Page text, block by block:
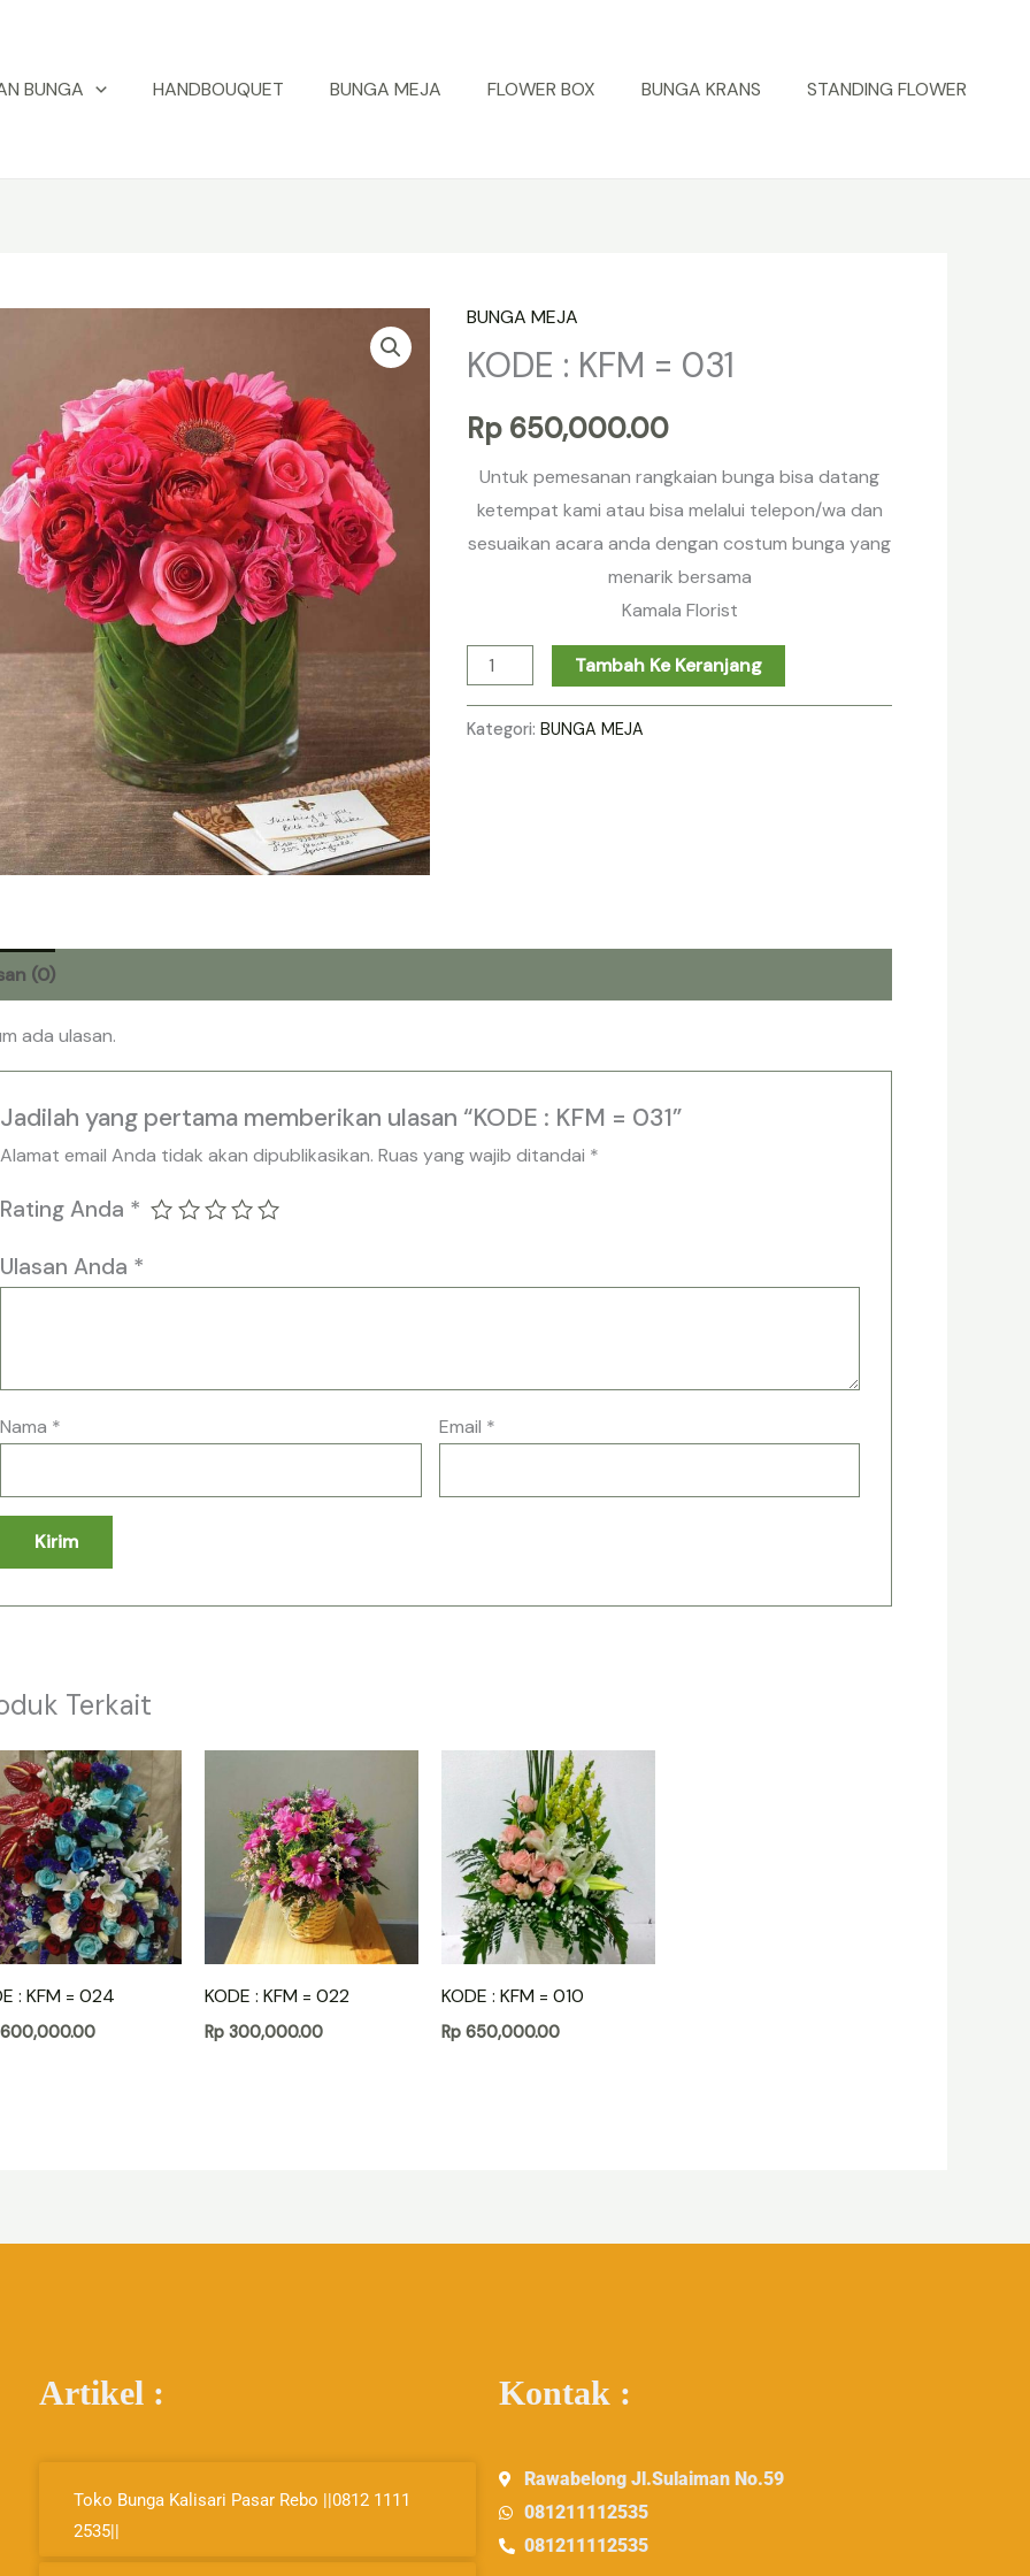
BUNGA HANDBOUQUET BUNGA MEJA FLOWER BOX BUNGA KRANS STANDING FLOWER
BUNGA MEJA
KODE : KFM = 031
Rp 650,000.00
Untuk pemesanan rangkaian bunga bisa datang
ketempat kami atau bisa melalui telepon/wa dan
sesuaikan acara anda dengan costum bunga yang
menarik bersama
Kamala Florist
Kuantitas
KODE
KFM
031
Tambah Ke Keranjang
Kategori:BUNGA MEJA
(0)
ada ulasan.
Jadilah yang pertama memberikan ulasan “KODE : KFM = 031”
Alamat email Anda tidak akan dipublikasikan. Ruas yang wajib ditandai *
Rating Anda *
Ulasan Anda *
Nama * Email *
Terkait
: KFM = 024 KODE : KFM = 022
Rp 300,000.00
KODE : KFM = 010
Rp 650,000.00
Artikel :
Toko Bunga Kalisari Pasar Rebo ||0812 1111
2535||
Kontak :
Rawabelong Jl.Sulaiman No.59
081211112535
081211112535